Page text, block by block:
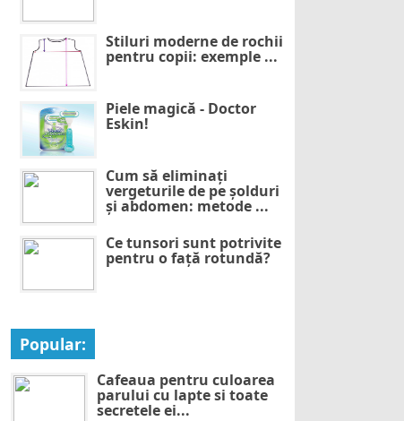
Stiluri moderne de rochii
pentru copii: exemple ...
Piele magică - Doctor
Eskin!
Cum să eliminați
vergeturile de pe șolduri
și abdomen: metode ...
Ce tunsori sunt potrivite
pentru o față rotundă?
Popular:
Cafeaua pentru culoarea
parului cu lapte si toate
secretele ei...